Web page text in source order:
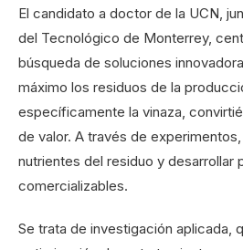
El candidato a doctor de la UCN,
del Tecnológico de Monterrey,
búsqueda de soluciones
máximo los residuos de la
específicamente la vinaza,
de valor. A través de
nutrientes del residuo y desarrollar
comercializables.
Se trata de investigación aplicada,